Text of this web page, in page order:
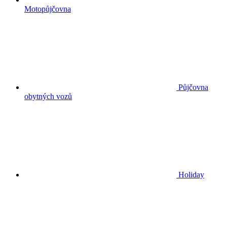
Motopůjčovna
Půjčovna
obytných vozů
Holiday